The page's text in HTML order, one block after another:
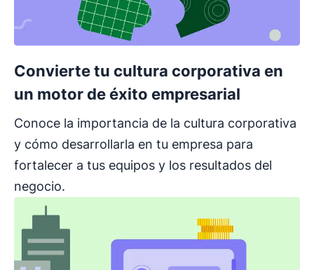
Convierte tu cultura corporativa en
un motor de éxito empresarial
Conoce la importancia de la cultura corporativa
y cómo desarrollarla en tu empresa para
fortalecer a tus equipos y los resultados del
negocio.